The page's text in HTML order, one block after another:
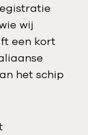
wij
een kort
het schip